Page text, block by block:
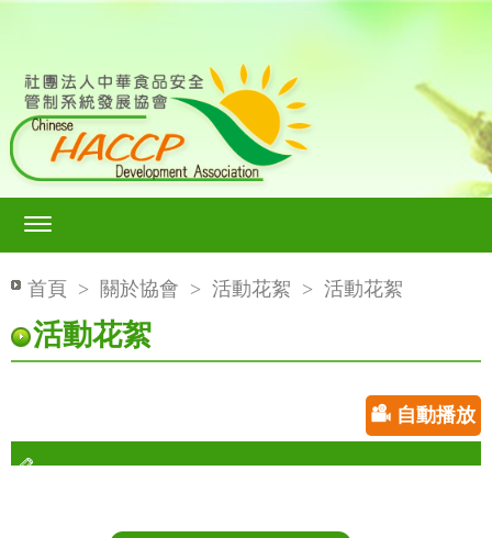
首頁 > 關於協會 > 活動花絮 > 活動花絮
活動花絮
自動播放